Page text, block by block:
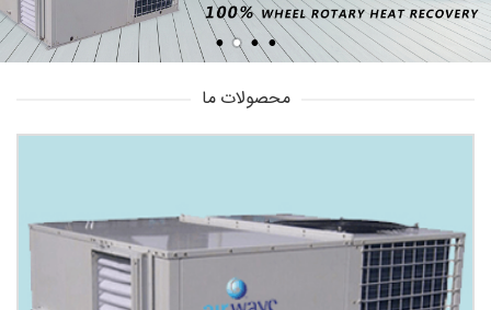
محصولات ما